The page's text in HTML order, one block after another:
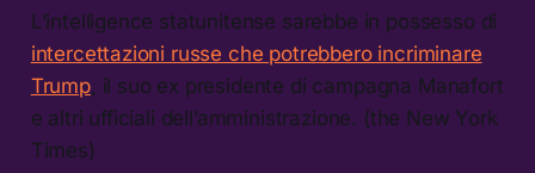
L’intelligence statunitense sarebbe in possesso di
intercettazioni russe che potrebbero incriminare
Trump, il suo ex presidente di campagna Manafort
e altri ufficiali dell’amministrazione. (the New York
Times)